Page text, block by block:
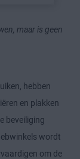
maar is geen
hebben
en plakken
beveiliging
wordt
om de